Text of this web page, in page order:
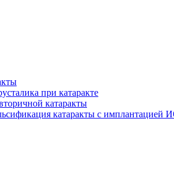
при катаракте
катаракты
катаракты с имплантацией